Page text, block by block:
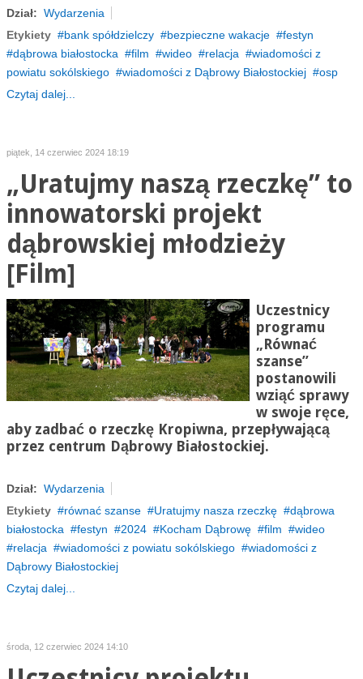
Dział: Wydarzenia
Etykiety
bank spółdzielczy bezpieczne wakacje
festyn
dąbrowa białostocka
film wideo relacja
wiadomości z
powiatu sokólskiego
wiadomości z Dąbrowy Białostockiej
osp
Czytaj dalej...
piątek, 14 czerwiec 2024 18:19
„Uratujmy naszą rzeczkę” to
innowatorski projekt
dąbrowskiej młodzieży
[Film]
Uczestnicy
programu
„Równać
szanse”
postanowili
wziąć sprawy
w swoje ręce,
aby zadbać o rzeczkę Kropiwna, przepływającą
przez centrum Dąbrowy Białostockiej.
Dział: Wydarzenia
Etykiety
równać szanse Uratujmy nasza rzeczkę
dąbrowa
białostocka
festyn 2024 Kocham Dąbrowę film
wideo
relacja
wiadomości z powiatu sokólskiego
wiadomości z
Dąbrowy Białostockiej
Czytaj dalej...
środa, 12 czerwiec 2024 14:10